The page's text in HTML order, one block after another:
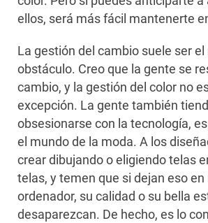
ellos, será más fácil mantenerte
La gestión del cambio suele ser
obstáculo. Creo que la gente se
cambio, y la gestión del color no
excepción. La gente también
obsesionarse con la tecnología,
el mundo de la moda. A los
crear dibujando o eligiendo telas
telas, y temen que si dejan eso
ordenador, su calidad o su bella
desaparezcan. De hecho, es lo